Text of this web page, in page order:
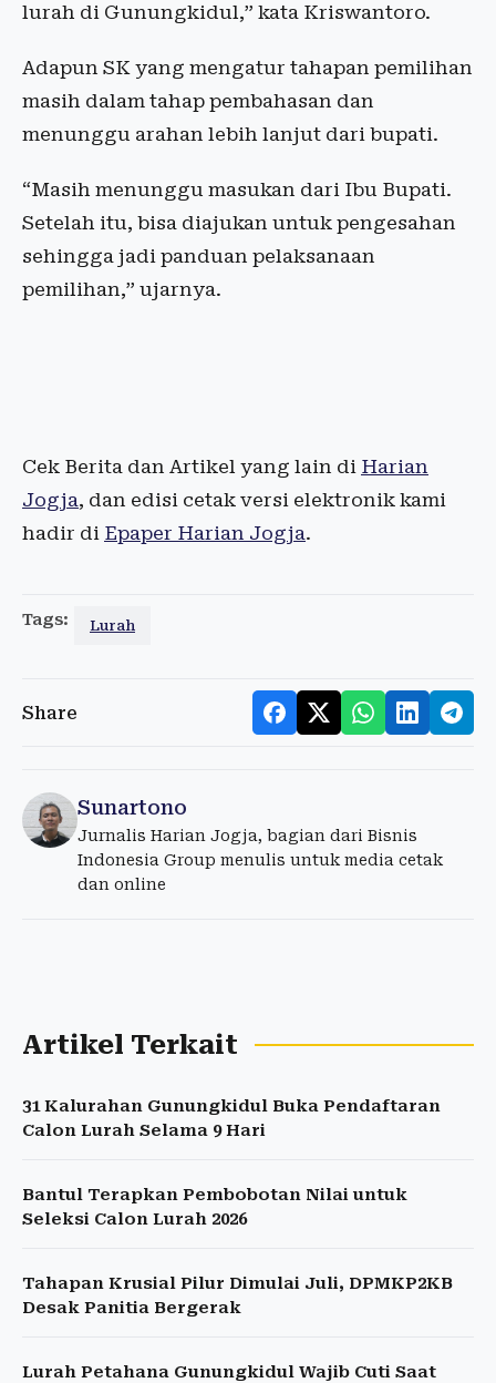
lurah di Gunungkidul,” kata Kriswantoro.
Adapun SK yang mengatur tahapan pemilihan
masih dalam tahap pembahasan dan
menunggu arahan lebih lanjut dari bupati.
“Masih menunggu masukan dari Ibu Bupati.
Setelah itu, bisa diajukan untuk pengesahan
sehingga jadi panduan pelaksanaan
pemilihan,” ujarnya.
Cek Berita dan Artikel yang lain di Harian
Jogja, dan edisi cetak versi elektronik kami
hadir di Epaper Harian Jogja.
Tags: Lurah
Share
Sunartono
Jurnalis Harian Jogja, bagian dari Bisnis
Indonesia Group menulis untuk media cetak
dan online
Artikel Terkait
31 Kalurahan Gunungkidul Buka Pendaftaran
Calon Lurah Selama 9 Hari
Bantul Terapkan Pembobotan Nilai untuk
Seleksi Calon Lurah 2026
Tahapan Krusial Pilur Dimulai Juli, DPMKP2KB
Desak Panitia Bergerak
Lurah Petahana Gunungkidul Wajib Cuti Saat